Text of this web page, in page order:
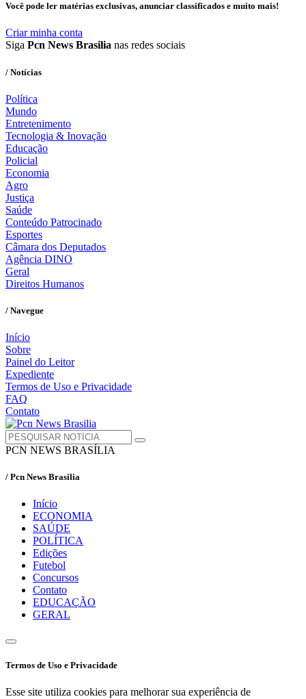
Você pode ler matérias exclusivas, anunciar classificados e muito mais!
Criar minha conta
Siga Pcn News Brasilia nas redes sociais
/ Notícias
Política
Mundo
Entretenimento
Tecnologia & Inovação
Educação
Policial
Economia
Agro
Justiça
Saúde
Conteúdo Patrocinado
Esportes
Câmara dos Deputados
Agência DINO
Geral
Direitos Humanos
/ Navegue
Início
Sobre
Painel do Leitor
Expediente
Termos de Uso e Privacidade
FAQ
Contato
PCN NEWS BRASÍLIA
/ Pcn News Brasilia
Início
ECONOMIA
SAÚDE
POLÍTICA
Edições
Futebol
Concursos
Contato
EDUCAÇÃO
GERAL
Termos de Uso e Privacidade
Esse site utiliza cookies para melhorar sua experiência de